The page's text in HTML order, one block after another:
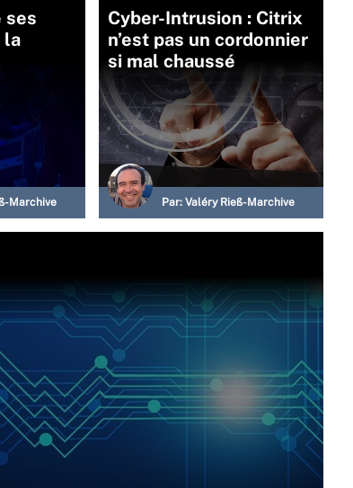
ses
la
Marchive
Cyber-Intrusion : Citrix
n’est pas un cordonnier
si mal chaussé
Par: Valéry Rieß-Marchive